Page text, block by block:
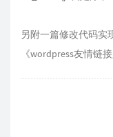
另附一篇修改代码实
《wordpress友情链